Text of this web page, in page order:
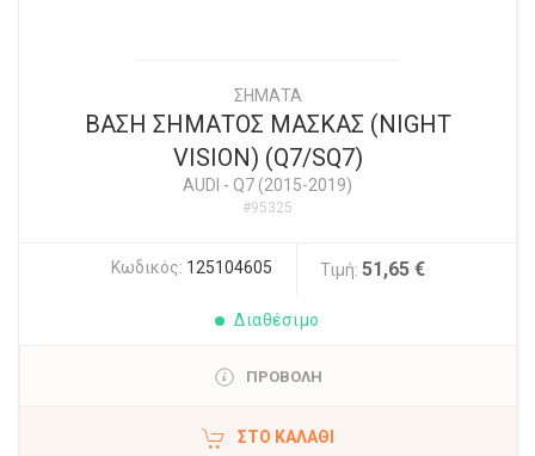
ΣΗΜΑΤΑ
ΒΑΣΗ ΣΗΜΑΤΟΣ ΜΑΣΚΑΣ (NIGHT
VISION) (Q7/SQ7)
AUDI - Q7 (2015-2019)
#95325
Κωδικός: 125104605 Τιμή: 51,65 €
Διαθέσιμο
ΠΡΟΒΟΛΗ
ΣΤΟ ΚΑΛΆΘΙ